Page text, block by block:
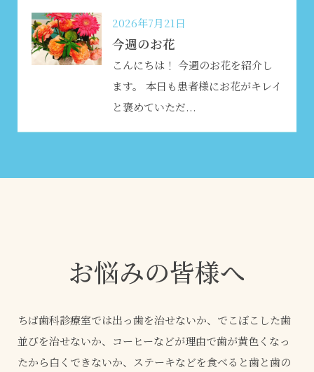
2026年7月21日
今週のお花
こんにちは！ 今週のお花を紹介し
ます。 本日も患者様にお花がキレイ
と褒めていただ...
お悩みの皆様へ
ちば歯科診療室では出っ歯を治せないか、でこぼこした歯
並びを治せないか、コーヒーなどが理由で歯が黄色くなっ
たから白くできないか、ステーキなどを食べると歯と歯の